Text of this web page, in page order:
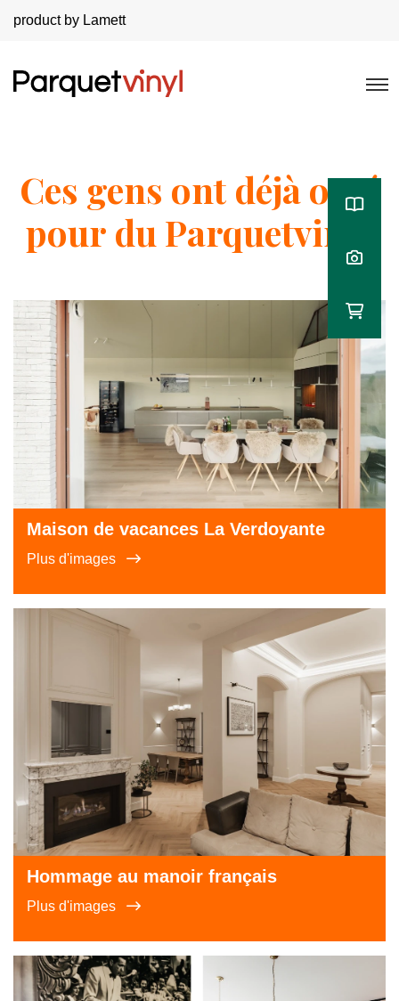
product by Lamett
Ces gens ont déjà opté
pour du Parquetvinyl
Maison de vacances La Verdoyante
Plus d'images
Hommage au manoir français
Plus d'images